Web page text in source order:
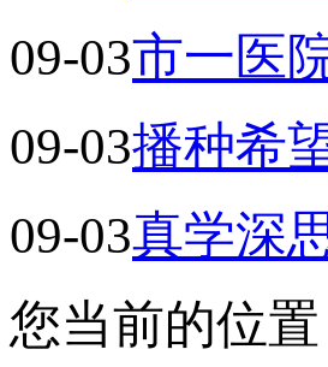
09-03市一医
09-03播种希
09-03真学深
您当前的位置